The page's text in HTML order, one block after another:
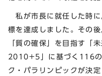
私が市長に就任した時
標を達成しました。その
「質の確保」を目指す「
2010+5
」に基づく116
ク・パラリンピックが決